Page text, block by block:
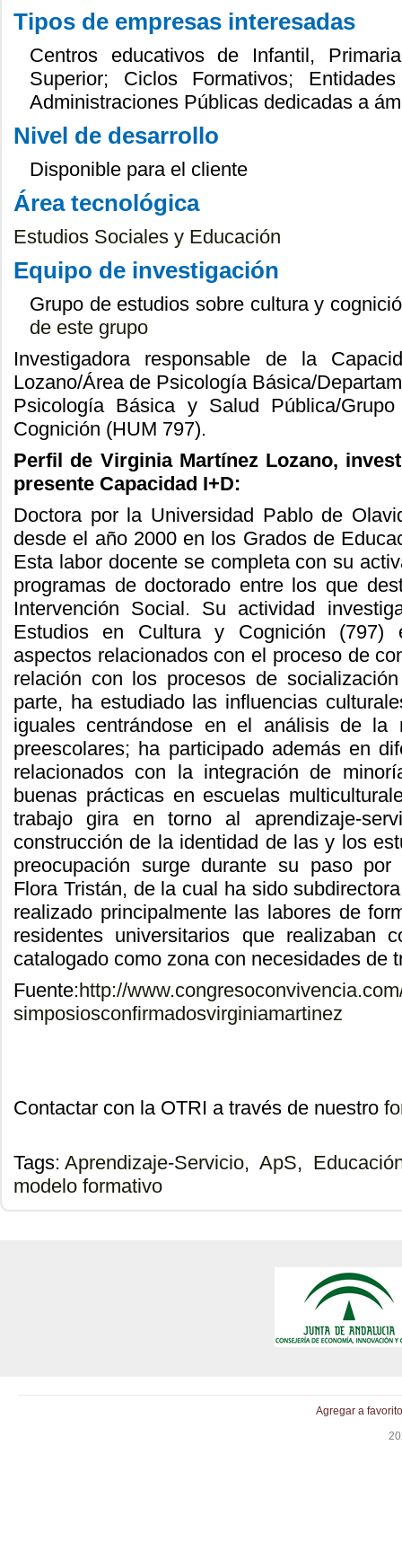
Tipos de empresas interesadas
Centros educativos de Infantil,
Superior; Ciclos Formativos;
Administraciones Públicas dedicadas a
Nivel de desarrollo
Disponible para el cliente
Área tecnológica
Estudios Sociales y Educación
Equipo de investigación
Grupo de estudios sobre cultura y
de este grupo
Investigadora responsable de la
Lozano/Área de Psicología Básica/
Psicología Básica y Salud Pública/
Cognición (HUM 797).
Perfil de Virginia Martínez Lozano,
presente Capacidad I+D:
Doctora por la Universidad Pablo de
desde el año 2000 en los Grados de
Esta labor docente se completa con su
programas de doctorado entre los que
Intervención Social. Su actividad
Estudios en Cultura y Cognición (797)
aspectos relacionados con el proceso de
relación con los procesos de
parte, ha estudiado las influencias
iguales centrándose en el análisis de la
preescolares; ha participado además en
relacionados con la integración de
buenas prácticas en escuelas
trabajo gira en torno al aprendizaje-
construcción de la identidad de las y los
preocupación surge durante su paso por
Flora Tristán, de la cual ha sido
realizado principalmente las labores de
residentes universitarios que realizaban
catalogado como zona con necesidades de
Fuente:http://
simposiosconfirmadosvirginiamartinez
Contactar con la OTRI a través de nuestro
Tags: Aprendizaje-Servicio, ApS,
modelo formativo
Agregar a